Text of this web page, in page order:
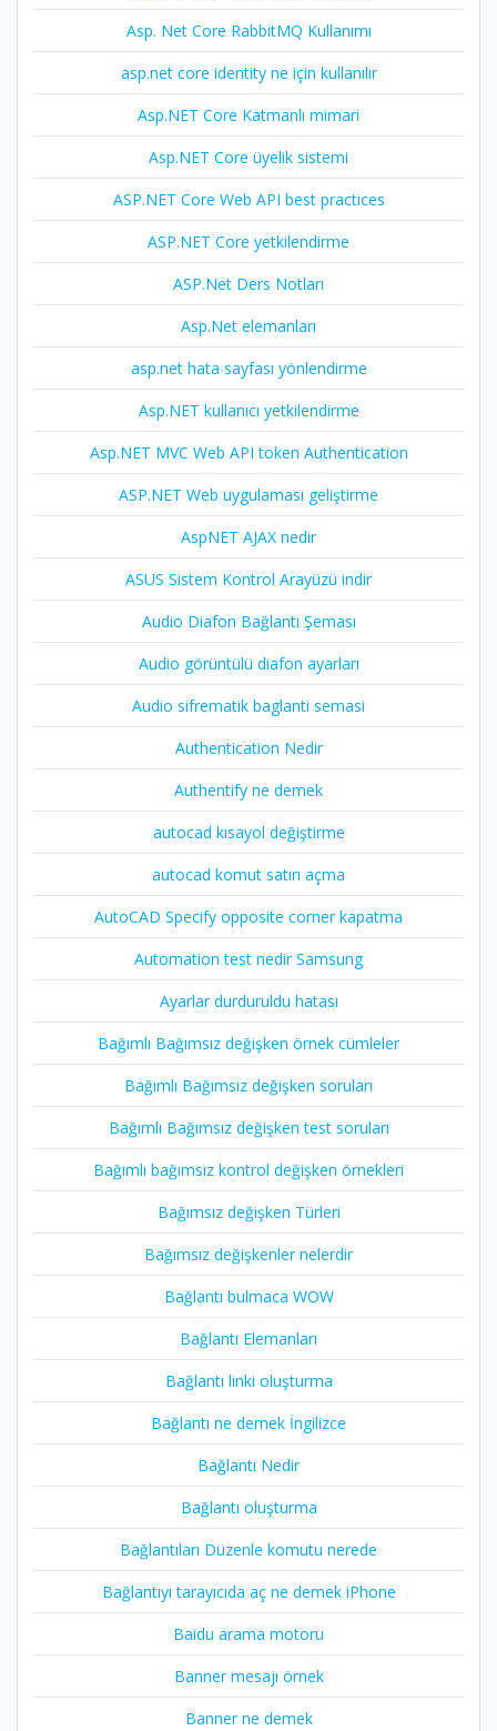
Asp. Net Core RabbitMQ Kullanımı
asp.net core identity ne için kullanılır
Asp.NET Core Katmanlı mimari
Asp.NET Core üyelik sistemi
ASP.NET Core Web API best practices
ASP.NET Core yetkilendirme
ASP.Net Ders Notları
Asp.Net elemanları
asp.net hata sayfası yönlendirme
Asp.NET kullanıcı yetkilendirme
Asp.NET MVC Web API token Authentication
ASP.NET Web uygulaması geliştirme
AspNET AJAX nedir
ASUS Sistem Kontrol Arayüzü indir
Audio Diafon Bağlantı Şeması
Audio görüntülü diafon ayarları
Audio sifrematik baglanti semasi
Authentication Nedir
Authentify ne demek
autocad kısayol değiştirme
autocad komut satırı açma
AutoCAD Specify opposite corner kapatma
Automation test nedir Samsung
Ayarlar durduruldu hatası
Bağımlı Bağımsız değişken örnek cümleler
Bağımlı Bağımsız değişken soruları
Bağımlı Bağımsız değişken test soruları
Bağımlı bağımsız kontrol değişken örnekleri
Bağımsız değişken Türleri
Bağımsız değişkenler nelerdir
Bağlantı bulmaca WOW
Bağlantı Elemanları
Bağlantı linki oluşturma
Bağlantı ne demek İngilizce
Bağlantı Nedir
Bağlantı oluşturma
Bağlantıları Düzenle komutu nerede
Bağlantıyı tarayıcıda aç ne demek iPhone
Baidu arama motoru
Banner mesajı örnek
Banner ne demek